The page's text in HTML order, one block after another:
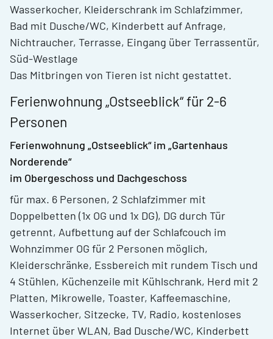
Wasserkocher, Kleiderschrank im Schlafzimmer,
Bad mit Dusche/WC, Kinderbett auf Anfrage,
Nichtraucher, Terrasse, Eingang über Terrassentür,
Süd-Westlage
Das Mitbringen von Tieren ist nicht gestattet.
Ferienwohnung „Ostseeblick“ für 2-6
Personen
Ferienwohnung „Ostseeblick“ im „Gartenhaus
Norderende“
im Obergeschoss und Dachgeschoss
für max. 6 Personen, 2 Schlafzimmer mit
Doppelbetten (1x OG und 1x DG), DG durch Tür
getrennt, Aufbettung auf der Schlafcouch im
Wohnzimmer OG für 2 Personen möglich,
Kleiderschränke, Essbereich mit rundem Tisch und
4 Stühlen, Küchenzeile mit Kühlschrank, Herd mit 2
Platten, Mikrowelle, Toaster, Kaffeemaschine,
Wasserkocher, Sitzecke, TV, Radio, kostenloses
Internet über WLAN, Bad Dusche/WC, Kinderbett